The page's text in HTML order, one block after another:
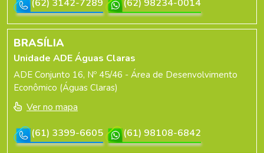
(62) 3142-7289
(62) 98234-0014
BRASÍLIA
Unidade ADE Águas Claras
ADE Conjunto 16, Nº 45/46 - Área de Desenvolvimento
Econômico (Águas Claras)
Ver no mapa
(61) 3399-6605
(61) 98108-6842